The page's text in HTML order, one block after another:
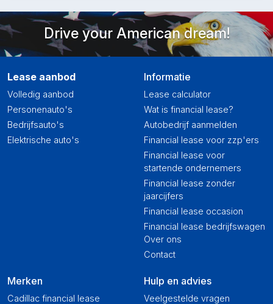
Drive your American dream!
Lease aanbod
Volledig aanbod
Personenauto's
Bedrijfsauto's
Elektrische auto's
Merken
Cadillac financial lease
Informatie
Lease calculator
Wat is financial lease?
Autobedrijf aanmelden
Financial lease voor zzp'ers
Financial lease voor
startende ondernemers
Financial lease zonder
jaarcijfers
Financial lease occasion
Financial lease bedrijfswagen
Over ons
Contact
Hulp en advies
Veelgestelde vragen